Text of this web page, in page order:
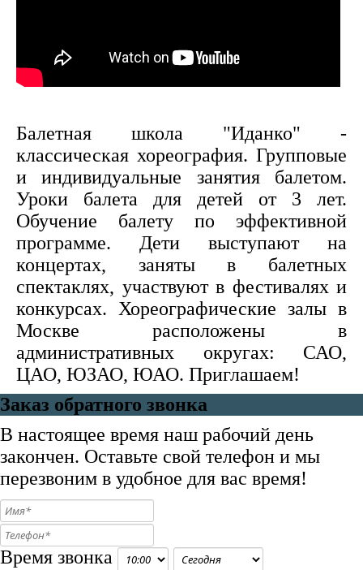
Балетная школа "Иданко" -
классическая хореография. Групповые
и индивидуальные занятия балетом.
Уроки балета для детей от 3 лет.
Обучение балету по эффективной
программе. Дети выступают на
концертах, заняты в балетных
спектаклях, участвуют в фестивалях и
конкурсах. Хореографические залы в
Москве расположены в
административных округах: САО,
ЦАО, ЮЗАО, ЮАО. Приглашаем!
Заказ обратного звонка
В настоящее время наш рабочий день
закончен. Оставьте свой телефон и мы
перезвоним в удобное для вас время!
Время звонка